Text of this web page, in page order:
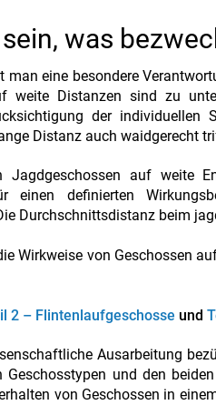
was
eine besondere
weite Distanzen sind zu
der individuellen
Distanz auch waidgerecht
auf weite
einen definierten
Durchschnittsdistanz beim
Wirkweise von Geschossen
2 – Flintenlaufgeschosse und
Ausarbeitung
und den
von Geschossen in